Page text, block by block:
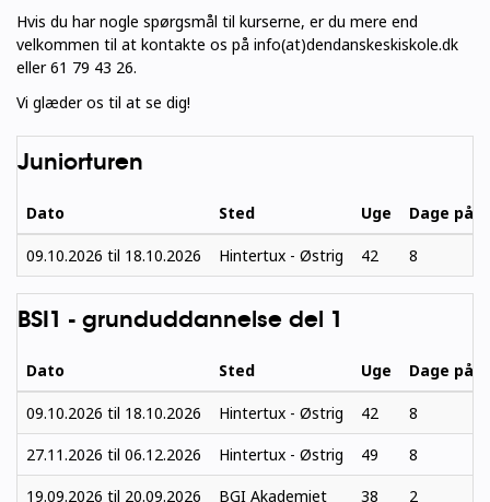
Hvis du har nogle spørgsmål til kurserne, er du mere end
velkommen til at kontakte os på info(at)dendanskeskiskole.dk
eller 61 79 43 26.
Vi glæder os til at se dig!
Juniorturen
Dato Sted Uge Dage på
09.10.2026 til 18.10.2026 Hintertux - Østrig 42 8
BSI1 - grunduddannelse del 1
Dato Sted Uge Dage på
09.10.2026 til 18.10.2026 Hintertux - Østrig 42
8
27.11.2026 til 06.12.2026 Hintertux - Østrig 49
8
19.09.2026 til 20.09.2026 BGI Akademiet 38 2